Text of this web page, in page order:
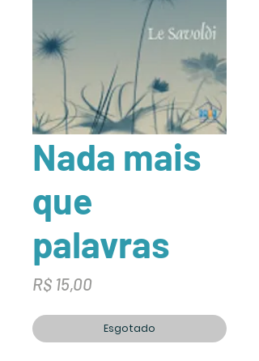
Nada mais
que
palavras
R$ 15,00
Esgotado